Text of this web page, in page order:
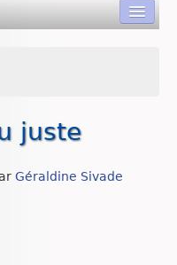
juste
Géraldine Sivade